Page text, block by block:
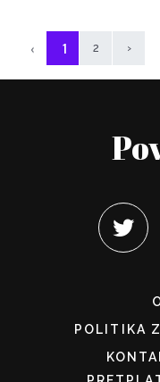
‹ 1 2 ›
POLITIKA